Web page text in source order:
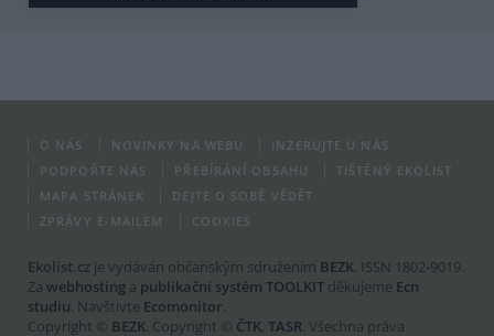
O NÁS NOVINKY NA WEBU
INZERUJTE U NÁS
PODPOŘTE NÁS
PŘEBÍRÁNÍ OBSAHU
TIŠTĚNÝ EKOLIST
MAPA STRÁNEK
DEJTE O SOBĚ VĚDĚT
ZPRÁVY E-MAILEM
COOKIES
Ekolist.cz je vydáván občanským sdružením BEZK. ISSN 1802-9019.
Za webhosting a publikační systém TOOLKIT děkujeme Ecn
studiu. Navštivte Ecomonitor.
Copyright © BEZK. Copyright © ČTK, TASR. Všechna práva